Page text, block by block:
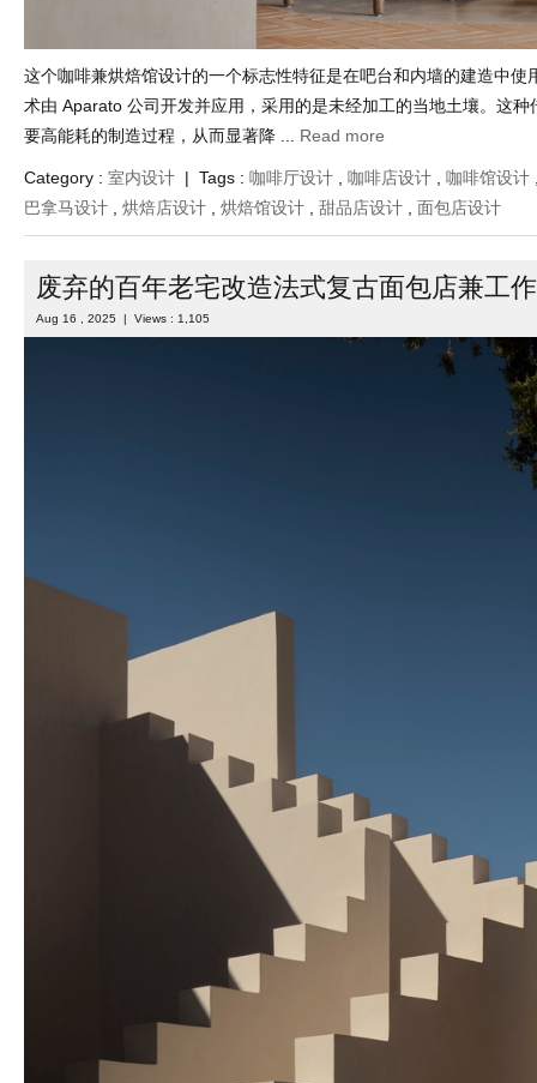
这个咖啡兼烘焙馆设计的一个标志性特征是在吧台和内墙的建造中使
术由 Aparato 公司开发并应用，采用的是未经加工的当地土壤。这种
要高能耗的制造过程，从而显著降 ... Read more
Category : 室内设计 | Tags : 咖啡厅设计 咖啡店设计 咖啡馆设计
巴拿马设计
烘焙店设计 烘焙馆设计 甜品店设计 面包店设计
废弃的百年老宅改造法式复古面包店兼工
Aug 16 , 2025 | Views : 1,105